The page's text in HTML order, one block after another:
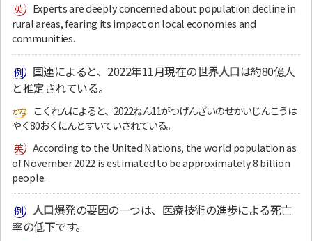
Experts are deeply concerned about population decline in
rural areas, fearing its impact on local economies and
communities.
国連によると、2022年11月現在の世界人口は約80億人
と推定されている。
こくれんによると、2022ねん11がつげんざいのせかいじんこうは
やく80おくにんとすいていされている。
According to the United Nations, the world population as
of November 2022 is estimated to be approximately 8 billion
people.
人口爆発の要因の一つは、医療技術の進歩による死亡
率の低下です。